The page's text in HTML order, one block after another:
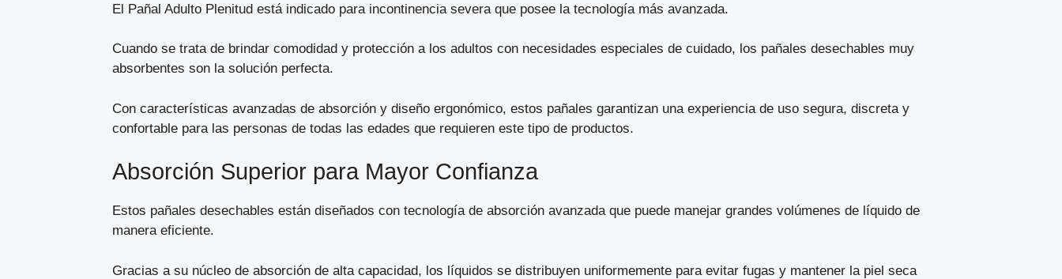
El Pañal Adulto Plenitud está indicado para incontinencia severa que posee la tecnología más avanzada.
Cuando se trata de brindar comodidad y protección a los adultos con necesidades especiales de cuidado, los pañales desechables muy
absorbentes son la solución perfecta.
Con características avanzadas de absorción y diseño ergonómico, estos pañales garantizan una experiencia de uso segura, discreta y
confortable para las personas de todas las edades que requieren este tipo de productos.
Absorción Superior para Mayor Confianza
Estos pañales desechables están diseñados con tecnología de absorción avanzada que puede manejar grandes volúmenes de líquido de
manera eficiente.
Gracias a su núcleo de absorción de alta capacidad, los líquidos se distribuyen uniformemente para evitar fugas y mantener la piel seca